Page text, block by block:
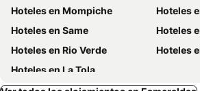
Hoteles en Mompiche
Hoteles
Hoteles en Same
Hoteles
Hoteles en Rio Verde
Hoteles
Hoteles en La Tola